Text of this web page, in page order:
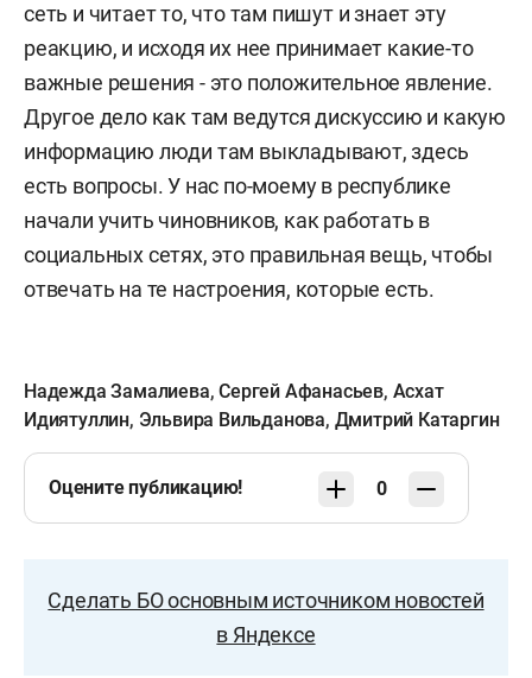
сеть и читает то, что там пишут и знает эту
реакцию, и исходя их нее принимает какие-то
важные решения - это положительное явление.
Другое дело как там ведутся дискуссию и какую
информацию люди там выкладывают, здесь
есть вопросы. У нас по-моему в республике
начали учить чиновников, как работать в
социальных сетях, это правильная вещь, чтобы
отвечать на те настроения, которые есть.
Надежда Замалиева,Сергей Афанасьев, Асхат
Идиятуллин, Эльвира Вильданова, Дмитрий Катаргин
Оцените публикацию! 0
Сделать БО основным источником новостей
в Яндексе